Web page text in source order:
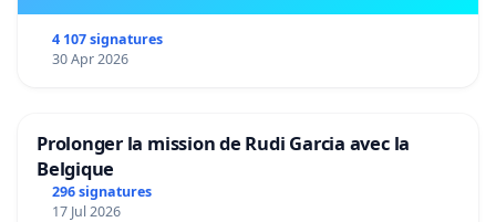
4 107 signatures
30 Apr 2026
Prolonger la mission de Rudi Garcia avec la
Belgique
296 signatures
17 Jul 2026